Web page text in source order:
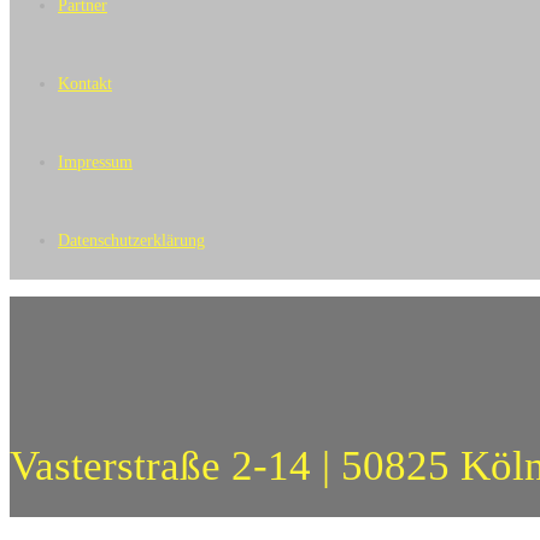
Partner
Kontakt
Impressum
Datenschutzerklärung
Vasterstraße 2-14 | 50825